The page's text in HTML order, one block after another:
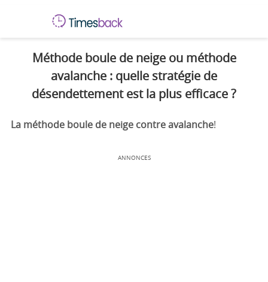
Méthode boule de neige ou méthode
avalanche : quelle stratégie de
désendettement est la plus efficace ?
La méthode boule de neige contre avalanche!
ANNONCES